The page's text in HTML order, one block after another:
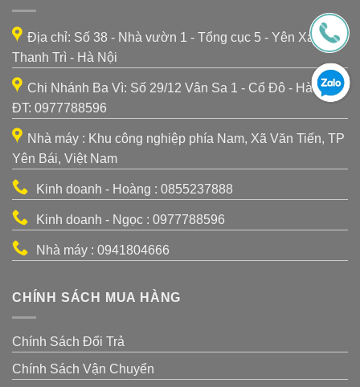
Địa chỉ: Số 38 - Nhà vườn 1 - Tổng cục 5 - Yên Xá -
Thanh Trì - Hà Nội
Chi Nhánh Ba Vì: Số 29/12 Vân Sa 1 - Cổ Đô - Hà Nội -
ĐT: 0977788596
Nhà máy : Khu công nghiệp phía Nam, Xã Văn Tiến, TP
Yên Bái, Việt Nam
Kinh doanh - Hoàng : 0855237888
Kinh doanh - Ngọc : 0977788596
Nhà máy : 0941804666
CHÍNH SÁCH MUA HÀNG
Chính Sách Đổi Trả
Chính Sách Vận Chuyển